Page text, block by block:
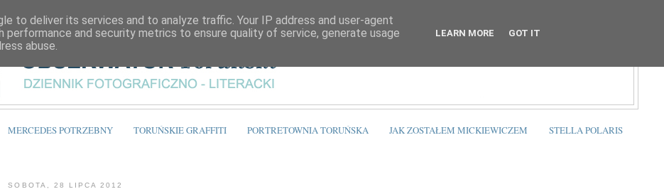
MERCEDES POTRZEBNY TORUŃSKIE GRAFFITI PORTRETOWNIA TORUŃSKA JAK ZOSTAŁEM MICKIEWICZEM STELLA POLARIS
SOBOTA, 28 LIPCA 2012
to deliver its services and to analyze traffic. Your IP address and user-agent
performance and security metrics to ensure quality of service, generate usage
abuse.
LEARN MORE GOT IT